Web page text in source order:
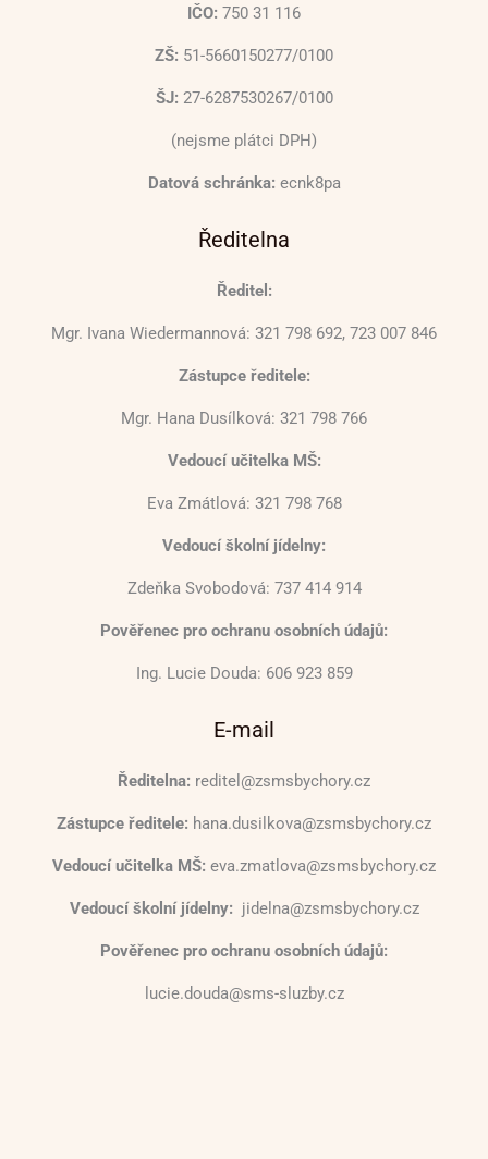
IČO: 750 31 116
ZŠ: 51-5660150277/0100
ŠJ: 27-6287530267/0100
(nejsme plátci DPH)
Datová schránka: ecnk8pa
Ředitelna
Ředitel:
Mgr. Ivana Wiedermannová: 321 798 692, 723 007 846
Zástupce ředitele:
Mgr. Hana Dusílková: 321 798 766
Vedoucí učitelka MŠ:
Eva Zmátlová: 321 798 768
Vedoucí školní jídelny:
Zdeňka Svobodová: 737 414 914
Pověřenec pro ochranu osobních údajů:
Ing. Lucie Douda: 606 923 859
E-mail
Ředitelna: reditel@zsmsbychory.cz
Zástupce ředitele: hana.dusilkova@zsmsbychory.cz
Vedoucí učitelka MŠ: eva.zmatlova@zsmsbychory.cz
Vedoucí školní jídelny: jidelna@zsmsbychory.cz
Pověřenec pro ochranu osobních údajů:
lucie.douda@sms-sluzby.cz